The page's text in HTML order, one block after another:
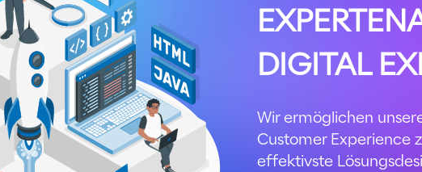
DIGITAL
Wir ermöglichen
Customer Experience
effektivste